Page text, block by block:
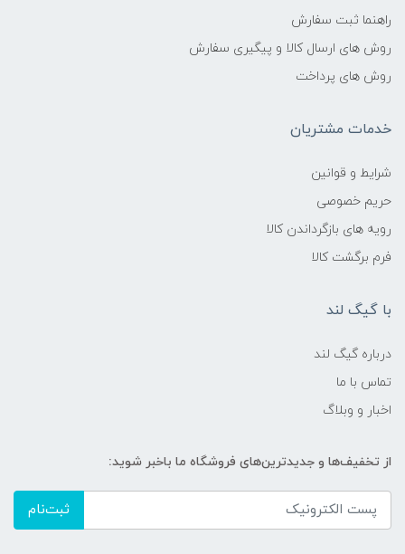
راهنما ثبت سفارش
روش های ارسال کالا و پیگیری سفارش
روش های پرداخت
خدمات مشتریان
شرایط و قوانین
حریم خصوصی
رویه های بازگرداندن کالا
فرم برگشت کالا
با گیگ لند
درباره گیگ لند
تماس با ما
اخبار و وبلاگ
از تخفیف‌ها و جدیدترین‌های فروشگاه ما باخبر شوید:
ثبت‌نام